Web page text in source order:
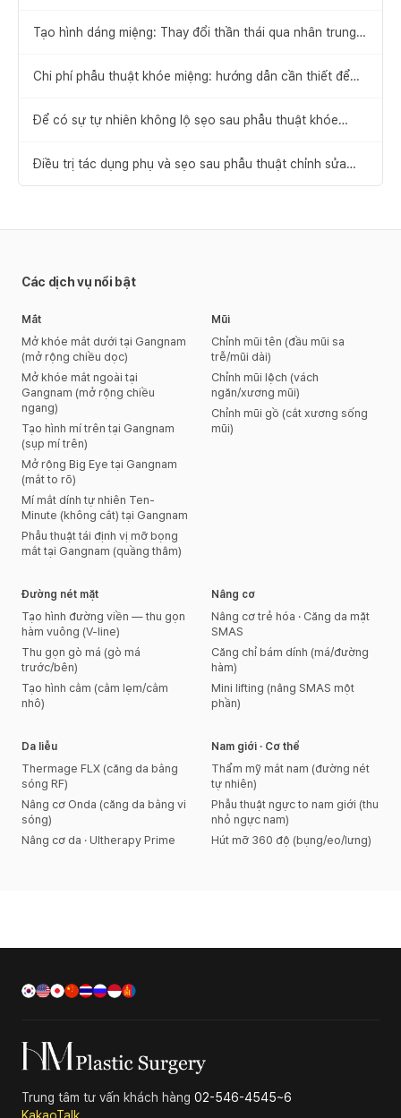
Tạo hình dáng miệng: Thay đổi thần thái qua nhân trung
Chi phí phẫu thuật khóe miệng: hướng dẫn cần thiết để
Để có sự tự nhiên không lộ sẹo sau phẫu thuật khóe
Điều trị tác dụng phụ và sẹo sau phẫu thuật chỉnh sửa
Các dịch vụ nổi bật
Mắt
Mở khóe mắt dưới tại Gangnam
(mở rộng chiều dọc)
Mở khóe mắt ngoài tại
Gangnam (mở rộng chiều
ngang)
Tạo hình mí trên tại Gangnam
(sụp mí trên)
Mở rộng Big Eye tại Gangnam
(mắt to rõ)
Mí mắt dính tự nhiên Ten-
Minute (không cắt) tại Gangnam
Phẫu thuật tái định vị mỡ bọng
mắt tại Gangnam (quầng thâm)
Mũi
Chỉnh mũi tên (đầu mũi sa
trễ/mũi dài)
Chỉnh mũi lệch (vách
ngăn/xương mũi)
Chỉnh mũi gồ (cắt xương sống
mũi)
Đường nét mặt
Tạo hình đường viền — thu gọn
hàm vuông (V-line)
Thu gọn gò má (gò má
trước/bên)
Tạo hình cằm (cằm lẹm/cằm
nhô)
Nâng cơ
Nâng cơ trẻ hóa · Căng da mặt
SMAS
Căng chỉ bám dính (má/đường
hàm)
Mini lifting (nâng SMAS một
phần)
Da liễu
Thermage FLX (căng da bằng
sóng RF)
Nâng cơ Onda (căng da bằng vi
sóng)
Nâng cơ da · Ultherapy Prime
Nam giới · Cơ thể
Thẩm mỹ mắt nam (đường nét
tự nhiên)
Phẫu thuật ngực to nam giới (thu
nhỏ ngực nam)
Hút mỡ 360 độ (bụng/eo/lưng)
Trung tâm tư vấn khách hàng 02-546-4545~6
KakaoTalk